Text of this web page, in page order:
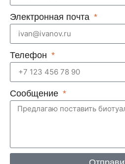
Электронная почта
Телефон
Сообщение